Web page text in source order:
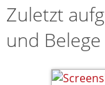
Zuletzt
und